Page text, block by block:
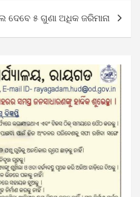
ଦେବେ ୫ ଗୁଣା ଅଧିକ ଜରିମାନା